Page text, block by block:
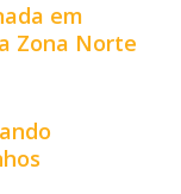
em
Zona Norte